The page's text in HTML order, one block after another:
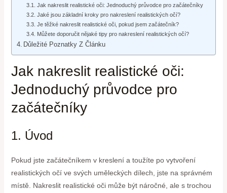
Jak nakreslit realistické oči: Jednoduchý průvodce pro začátečníky
Jaké jsou základní kroky pro nakreslení realistických očí?
Je těžké nakreslit realistické oči, pokud jsem začátečník?
Můžete doporučit nějaké tipy pro nakreslení realistických očí?
Důležité Poznatky Z Článku
Jak nakreslit realistické oči:
Jednoduchý průvodce pro
začátečníky
1. Úvod
Pokud jste začátečníkem v kreslení a toužíte po vytvoření
realistických očí ve svých uměleckých dílech, jste na správném
místě. Nakreslit realistické oči může být náročné, ale s trochou